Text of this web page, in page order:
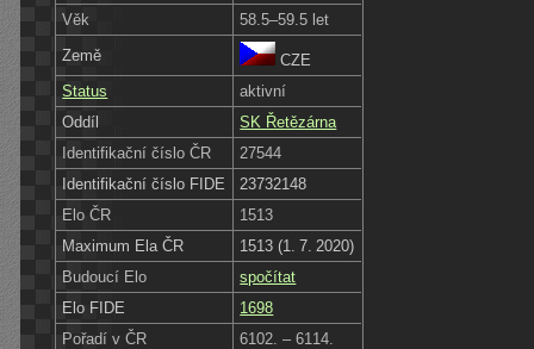
Věk
58.5–59.5 let
Země
CZE
Status
aktivní
Oddíl
SK Řetězárna
Identifikační číslo ČR
27544
Identifikační číslo FIDE
23732148
Elo ČR
1513
Maximum Ela ČR
1513 (1. 7. 2020)
Budoucí Elo
spočítat
Elo FIDE
1698
Pořadí v ČR
6102. – 6114.